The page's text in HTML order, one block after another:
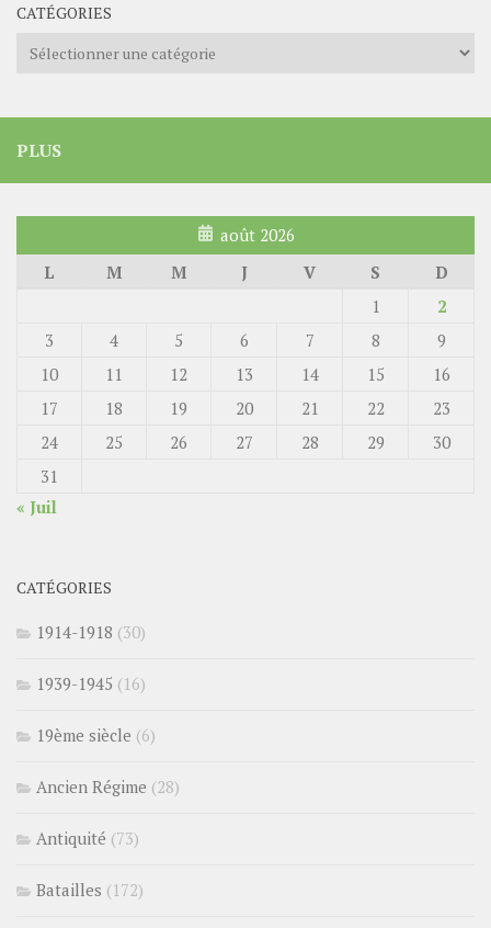
CATÉGORIES
Catégories
PLUS
août 2026
L
M M J V S
D
1
2
3
4 5 6 7 8
9
10
11 12 13 14 15
16
17
18 19 20 21 22
23
24
25 26 27 28 29
30
31
« Juil
CATÉGORIES
1914-1918 (30)
1939-1945 (16)
19ème siècle (6)
Ancien Régime (28)
Antiquité (73)
Batailles (172)